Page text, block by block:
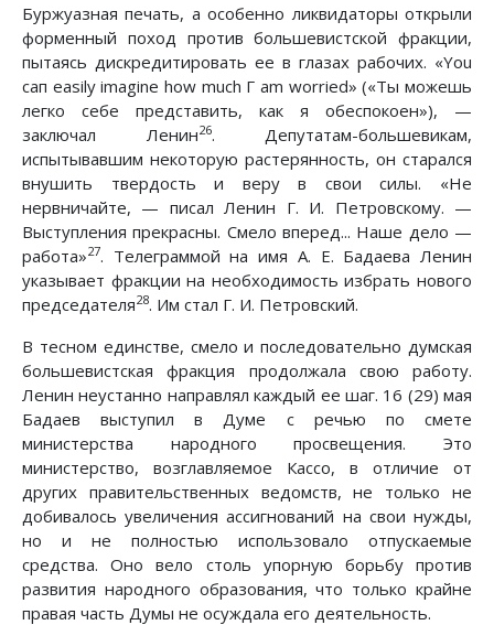
Буржуазная печать, а особенно ликвидаторы открыли
форменный поход против большевистской фракции,
пытаясь дискредитировать ее в глазах рабочих. «You
сап easily imagine how much Г am worried» («Ты можешь
легко себе представить, как я обеспокоен»), —
заключал Ленин26. Депутатам-большевикам,
испытывавшим некоторую растерянность, он старался
внушить твердость и веру в свои силы. «Не
нервничайте, — писал Ленин Г. И. Петровскому. —
Выступления прекрасны. Смело вперед... Наше дело —
работа»27. Телеграммой на имя А. Е. Бадаева Ленин
указывает фракции на необходимость избрать нового
председателя28. Им стал Г. И. Петровский.
В тесном единстве, смело и последовательно думская
большевистская фракция продолжала свою работу.
Ленин неустанно направлял каждый ее шаг. 16 (29) мая
Бадаев выступил в Думе с речью по смете
министерства народного просвещения. Это
министерство, возглавляемое Кассо, в отличие от
других правительственных ведомств, не только не
добивалось увеличения ассигнований на свои нужды,
но и не полностью использовало отпускаемые
средства. Оно вело столь упорную борьбу против
развития народного образования, что только крайне
правая часть Думы не осуждала его деятельность.